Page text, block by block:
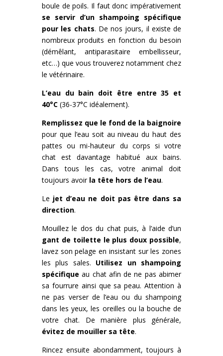
boule de poils. Il faut donc impérativement
se servir d’un shampoing spécifique
pour les chats. De nos jours, il existe de
nombreux produits en fonction du besoin
(démêlant, antiparasitaire embellisseur,
etc…) que vous trouverez notamment chez
le vétérinaire.
L’eau du bain doit être entre 35 et
40°C (36-37°C idéalement).
Remplissez que le fond de la baignoire
pour que l’eau soit au niveau du haut des
pattes ou mi-hauteur du corps si votre
chat est davantage habitué aux bains.
Dans tous les cas, votre animal doit
toujours avoir la tête hors de l’eau.
Le jet d’eau ne doit pas être dans sa
direction.
Mouillez le dos du chat puis, à l’aide d’un
gant de toilette le plus doux possible,
lavez son pelage en insistant sur les zones
les plus sales. Utilisez un shampoing
spécifique au chat afin de ne pas abimer
sa fourrure ainsi que sa peau. Attention à
ne pas verser de l’eau ou du shampoing
dans les yeux, les oreilles ou la bouche de
votre chat. De manière plus générale,
évitez de mouiller sa tête.
Rincez ensuite abondamment, toujours à